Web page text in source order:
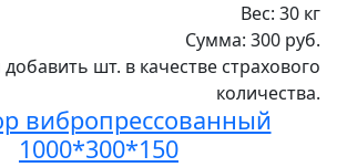
Вес: 30 кг
Сумма: 300 руб.
шт. в качестве страхового
количества.
вибропрессованный
1000*300*150